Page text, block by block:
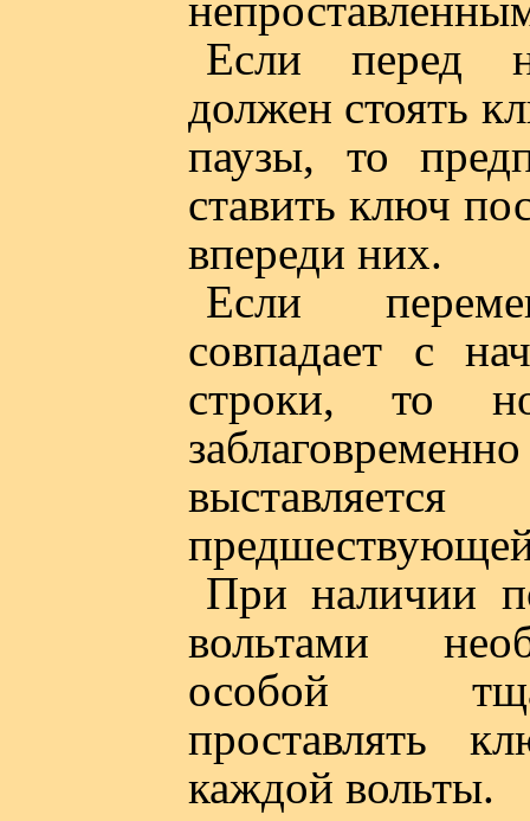
Если перед
должен стоять
паузы, то
ставить ключ
впереди них.
Если
совпадает с
строки, то
заблаговременно
При наличии
вольтами
особой
проставлять
каждой вольты.